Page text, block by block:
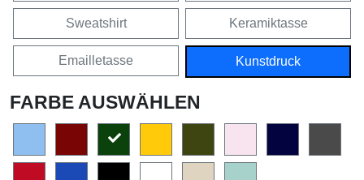
Sweatshirt Keramiktasse
Emailletasse Kunstdruck
FARBE AUSWÄHLEN